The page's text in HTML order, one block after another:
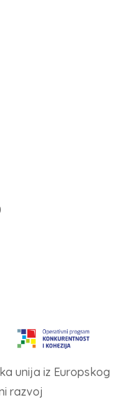
unija iz Europskog
razvoj